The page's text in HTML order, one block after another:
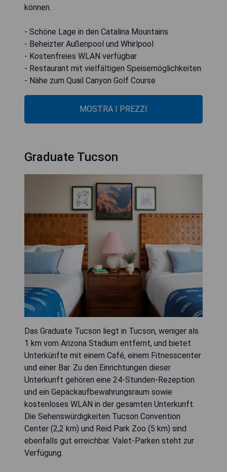
können.
- Schöne Lage in den Catalina Mountains
- Beheizter Außenpool und Whirlpool
- Kostenfreies WLAN verfügbar
- Restaurant mit vielfältigen Speisemöglichkeiten
- Nähe zum Quail Canyon Golf Course
MOSTRA I PREZZI
Graduate Tucson
Das Graduate Tucson liegt in Tucson, weniger als
1 km vom Arizona Stadium entfernt, und bietet
Unterkünfte mit einem Café, einem Fitnesscenter
und einer Bar. Zu den Einrichtungen dieser
Unterkunft gehören eine 24-Stunden-Rezeption
und ein Gepäckaufbewahrungsraum sowie
kostenloses WLAN in der gesamten Unterkunft.
Die Sehenswürdigkeiten Tucson Convention
Center (2,2 km) und Reid Park Zoo (5 km) sind
ebenfalls gut erreichbar. Valet-Parken steht zur
Verfügung.